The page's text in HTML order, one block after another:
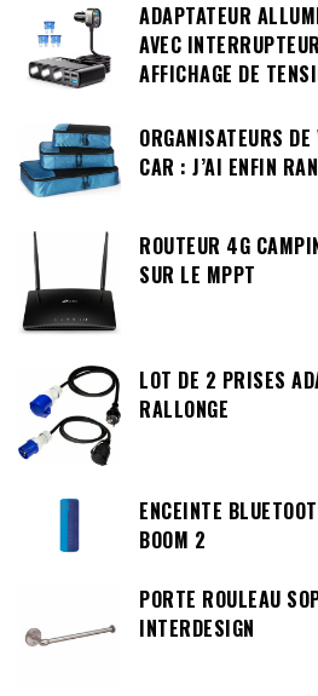
ADAPTATEUR
AVEC
AFFICHAGE DE
ORGANISATEURS
CAR : J’AI ENFIN
ROUTEUR 4G
SUR LE MPPT
LOT DE 2 PRISES
RALLONGE
ENCEINTE
BOOM 2
PORTE ROULEAU
INTERDESIGN